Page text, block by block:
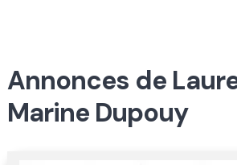
Annonces de
Marine Dupouy